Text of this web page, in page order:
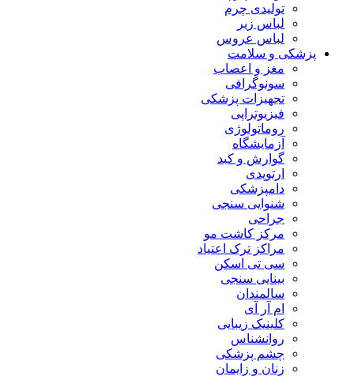
تولیدی چرم
لباس زیر
لباس عروس
پزشکی و سلامت
مغز و اعصاب
سونوگرافی
تجهیزات پزشکی
فیزیوتراپی
روماتولوژی
آزمایشگاه
گوارش و کبد
ارتوپدی
دامپزشکی
شنوایی سنجی
جراحی
مرکز کاشت مو
مراکز ترک اعتیاد
سی تی اسکن
بینایی سنجی
سالمندان
ام آر آی
کلینیک زیبایی
روانشناس
چشم پزشکی
زنان و زایمان